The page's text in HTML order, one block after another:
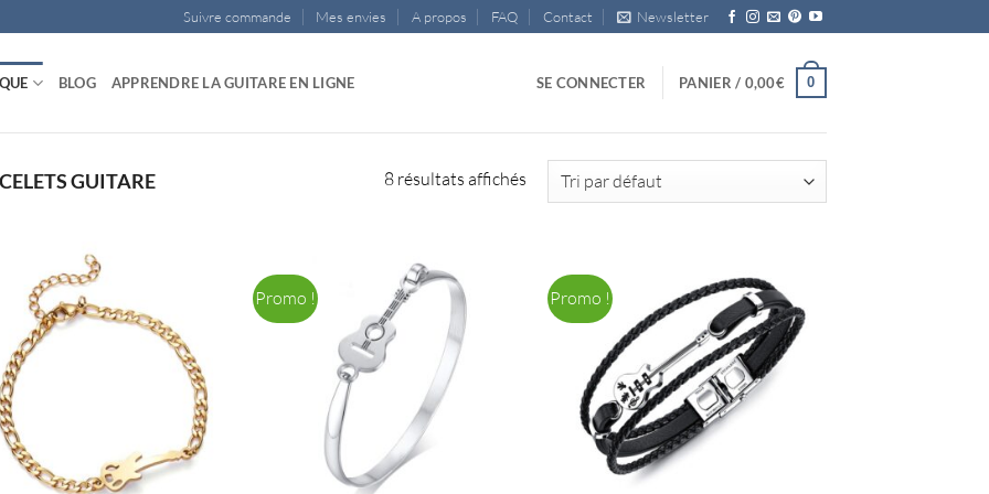
Suivre commande Mes envies A propos FAQ Contact Newsletter
BLOG APPRENDRE LA GUITARE EN LIGNE SE CONNECTER PANIER / 0,00€ 0
GUITARE 8 résultats affichés
Promo ! Promo !